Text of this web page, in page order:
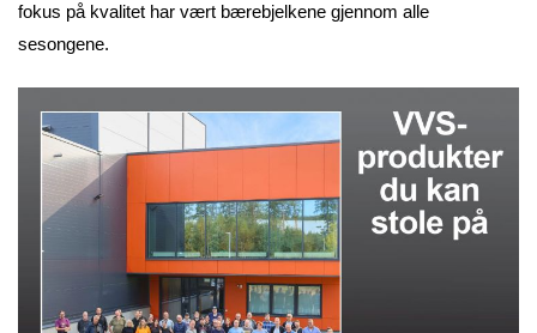
fokus på kvalitet har vært bærebjelkene gjennom alle
sesongene.